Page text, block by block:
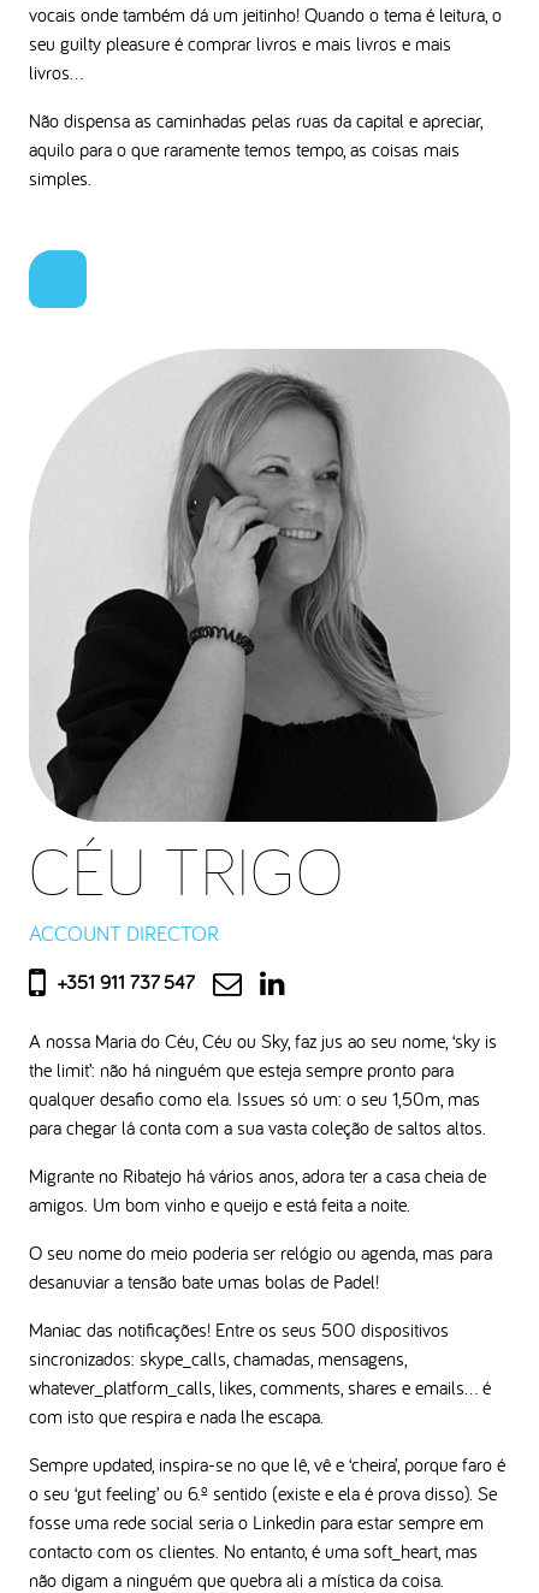
vocais onde também dá um jeitinho! Quando o tema é leitura, o
seu guilty pleasure é comprar livros e mais livros e mais
livros…
Não dispensa as caminhadas pelas ruas da capital e apreciar,
aquilo para o que raramente temos tempo, as coisas mais
simples.
CÉU TRIGO
ACCOUNT DIRECTOR
+351 911 737 547
A nossa Maria do Céu, Céu ou Sky, faz jus ao seu nome, ‘sky is
the limit’: não há ninguém que esteja sempre pronto para
qualquer desafio como ela. Issues só um: o seu 1,50m, mas
para chegar lá conta com a sua vasta coleção de saltos altos.
Migrante no Ribatejo há vários anos, adora ter a casa cheia de
amigos. Um bom vinho e queijo e está feita a noite.
O seu nome do meio poderia ser relógio ou agenda, mas para
desanuviar a tensão bate umas bolas de Padel!
Maniac das notificações! Entre os seus 500 dispositivos
sincronizados: skype_calls, chamadas, mensagens,
whatever_platform_calls, likes, comments, shares e emails… é
com isto que respira e nada lhe escapa.
Sempre updated, inspira-se no que lê, vê e ‘cheira’, porque faro é
o seu ‘gut feeling’ ou 6.º sentido (existe e ela é prova disso). Se
fosse uma rede social seria o Linkedin para estar sempre em
contacto com os clientes. No entanto, é uma soft_heart, mas
não digam a ninguém que quebra ali a mística da coisa.